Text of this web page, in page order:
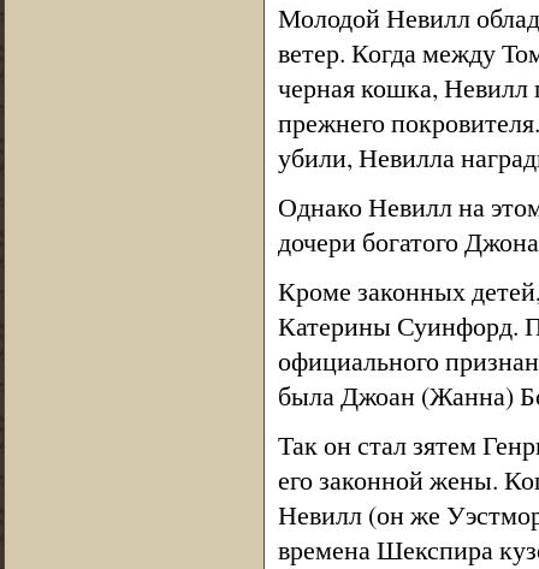
Молодой Невилл
ветер. Когда между
черная кошка, Невилл
прежнего
убили, Невилла
Однако Невилл на
дочери богатого
Кроме законных
Катерины Суинфорд.
официального
была Джоан (Жанна)
Так он стал зятем
его законной жены.
Невилл (он же
времена Шекспира